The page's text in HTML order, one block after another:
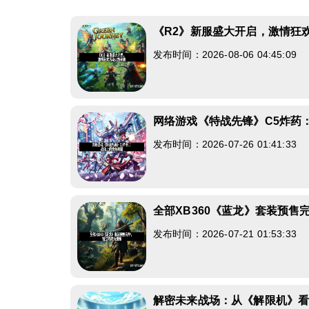
《R2》新服盛大开启，激情狂
发布时间：2026-08-06 04:45:09
网络游戏《特战先锋》C5炸药
发布时间：2026-07-26 01:41:33
全部XB360《蓝龙》套装预售
发布时间：2026-07-21 01:53:33
解密未来战场：从《解限机》